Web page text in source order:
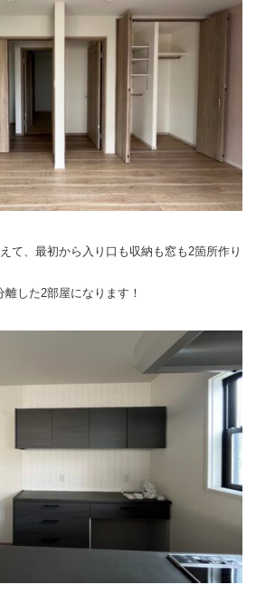
て、最初から入り口も収納も窓も2箇所作り
した2部屋になります！